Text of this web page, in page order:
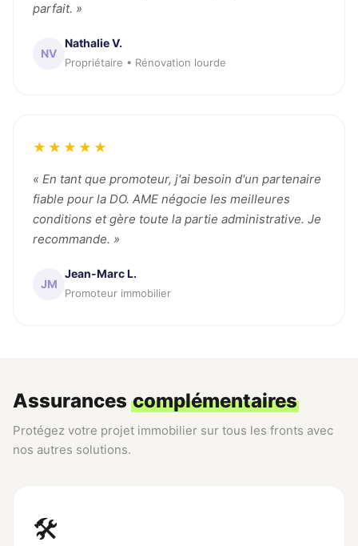
parfait. »
NV
Nathalie V.
Propriétaire • Rénovation lourde
★★★★★
« En tant que promoteur, j'ai besoin d'un partenaire
fiable pour la DO. AME négocie les meilleures
conditions et gère toute la partie administrative. Je
recommande. »
JM
Jean-Marc L.
Promoteur immobilier
Assurances complémentaires
Protégez votre projet immobilier sur tous les fronts avec
nos autres solutions.
🛠️